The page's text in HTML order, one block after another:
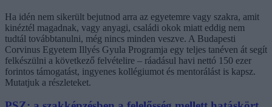
Ha idén nem sikerült bejutnod arra az egyetemre vagy szakra, amit
kinéztél magadnak, vagy anyagi, családi okok miatt eddig nem
tudtál továbbtanulni, még nincs minden veszve. A Budapesti
Corvinus Egyetem Illyés Gyula Programja egy teljes tanéven át segít
felkészülni a következő felvételire – ráadásul havi nettó 150 ezer
forintos támogatást, ingyenes kollégiumot és mentorálást is kapsz.
Mutatjuk a részleteket.